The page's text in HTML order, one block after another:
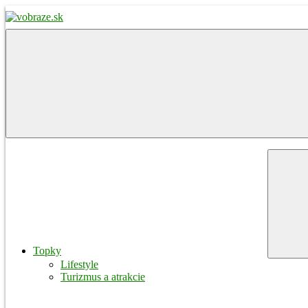
Skip
to
Menu
Topky
Lifestyle
Turizmus a atrakcie